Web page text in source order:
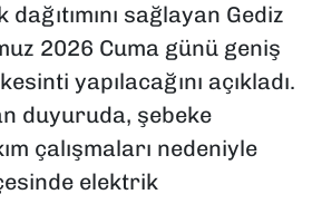
sağlayan Gediz
2026 Cuma günü geniş
yapılacağını açıkladı.
duyuruda, şebeke
çalışmaları nedeniyle
elektrik